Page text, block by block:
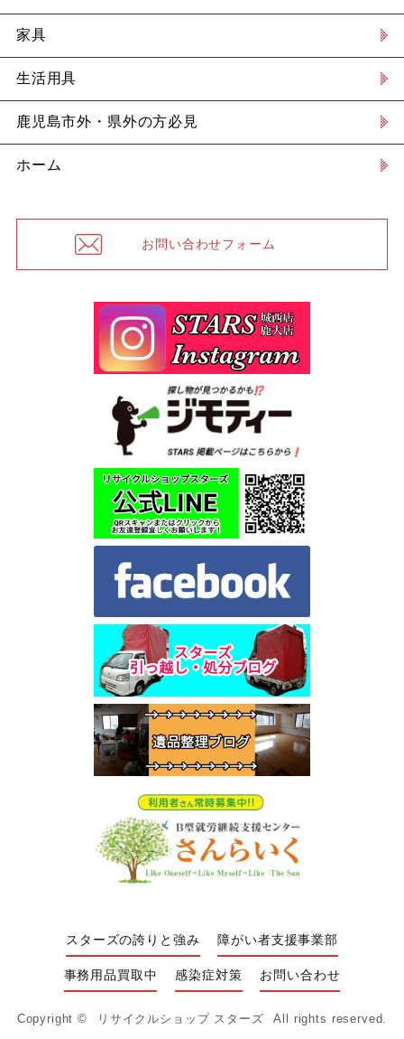
家具
生活用具
鹿児島市外・県外の方必見
ホーム
お問い合わせフォーム
スターズの誇りと強み 障がい者支援事業部
事務用品買取中 感染症対策 お問い合わせ
Copyright © リサイクルショップ スターズ All rights reserved.